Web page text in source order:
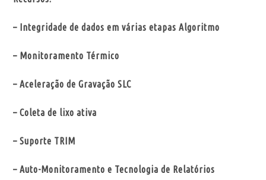
– Integridade de dados em várias etapas Algoritmo
– Monitoramento Térmico
– Aceleração de Gravação SLC
– Coleta de lixo ativa
– Suporte TRIM
– Auto-Monitoramento e Tecnologia de Relatórios